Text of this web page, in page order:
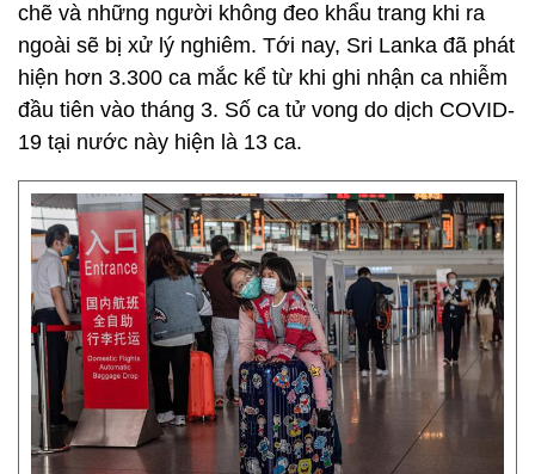
chẽ và những người không đeo khẩu trang khi ra
ngoài sẽ bị xử lý nghiêm. Tới nay, Sri Lanka đã phát
hiện hơn 3.300 ca mắc kể từ khi ghi nhận ca nhiễm
đầu tiên vào tháng 3. Số ca tử vong do dịch COVID-
19 tại nước này hiện là 13 ca.